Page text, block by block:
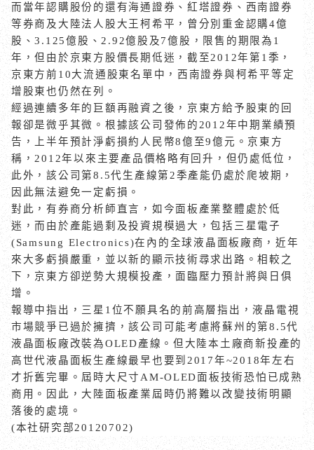
而當年認購股份的還有海通證券、紅塔證券、西南證券
等券商及大陸法人股大王柯希平，曾分別重金認購4億
股、3.125億股、 2.92億股及7億股，限售的期限為 1
年，但由於京東方股價長期低迷，截至2012年第 1 季，
京東方前 10大流通股東名單中，西南證券與柯希平等定
增股東也仍然在列。
經過連續多年的巨額再融資之後，京東方給予股東的回
報卻是微乎其微。根據該公司發佈的 2012年中期業績預
告，上半年預計淨虧損約人民幣8億至9億元。京東方
稱， 2012年以來主要產品價格略有回升，但仍處低位，
此外，該公司第8.5代生產線第 2季產能仍處於爬坡期，
因此無法避免一定虧損。
對此，有券商分析師直言，如今面板產業整體處於低
迷，而由於產能過剩及投資規模過大，包括三星電子
(Samsung Electronics)在內的全球液晶面板廠商，近年
來大多虧損嚴重，並以新的顯示技術尋求出路。相較之
下，京東方卻逆勢大規模投產，面臨壓力預計將與日俱
增。
報導中指出，三星 1 位不願具名的前高層指出，液晶電視
市場競爭已過於擁擠，該公司可能考慮將蘇州的第8.5代
液晶面板廠改裝為OLED產線。但大陸本土廠商新投產的
高世代液晶面板生產線最早也要到 2017年~2018年左右
才折舊完畢。屆時大尺寸 AM-OLED面板技術恐怕已成熟
商用。因此，大陸面板產業屆時仍將難以改變技術明顯
落後的處境。
(本社研究部20120702)